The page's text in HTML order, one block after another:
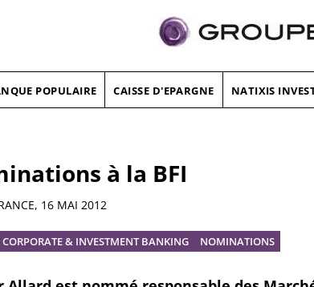
POPULAIRE CAISSE D'EPARGNE NATIXIS
à la BFI
16 MAI 2012
& INVESTMENT BANKING NOMINATIONS